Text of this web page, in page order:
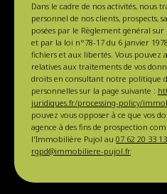
Dans le cadre de nos activités, nous
personnel de nos clients, prospects,
posées par le Règlement général sur
et par la loi n°78-17 du 6 janvier
fichiers et aux libertés. Vous pouvez
relatives aux traitements de vos
droits en consultant notre politique
personnelles sur la page suivante :
juridiques.fr/processing-policy/
pouvez vous opposer à ce que vos
agence à des fins de prospection
l'Immobilière Pujol au 07 62 20 33 13
rgpd@immobiliere-pujol.fr